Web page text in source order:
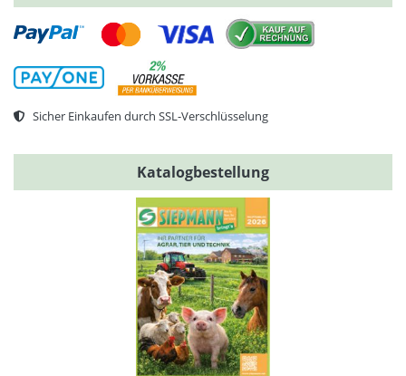
Sicher Einkaufen durch SSL-Verschlüsselung
Katalogbestellung